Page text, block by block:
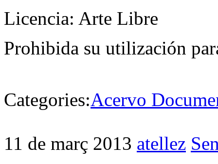
Licencia: Arte Libre
Prohibida su utilización
Categories:Acervo
11 de març 2013 atellez